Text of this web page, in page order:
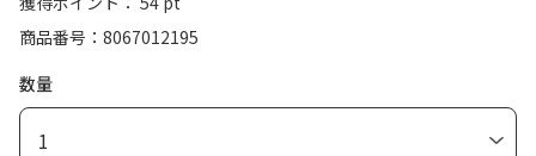
商品番号
8067012195
数量
1